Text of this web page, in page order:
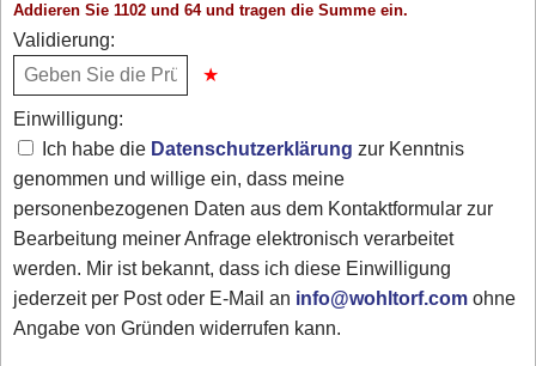
Addieren Sie 1102 und 64 und tragen die Summe ein.
Validierung:
Einwilligung:
Ich habe die Datenschutzerklärung zur Kenntnis
genommen und willige ein, dass meine
personenbezogenen Daten aus dem Kontaktformular zur
Bearbeitung meiner Anfrage elektronisch verarbeitet
werden. Mir ist bekannt, dass ich diese Einwilligung
jederzeit per Post oder E-Mail an info@wohltorf.comohne
Angabe von Gründen widerrufen kann.